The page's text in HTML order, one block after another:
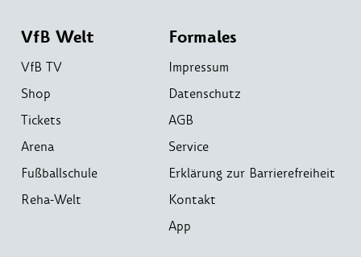
VfB Welt
VfB TV
Shop
Tickets
Arena
Fußballschule
Reha-Welt
Formales
Impressum
Datenschutz
AGB
Service
Erklärung zur Barrierefreiheit
Kontakt
App